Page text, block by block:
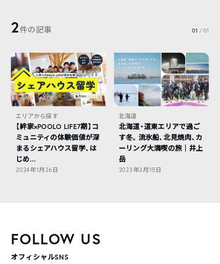
2件の記事 01 / 01
エリアから探す
【絆家×POOLO LIFE7期】コ
ミュニティの体験価値が深
まるシェアハウス留学、は
じめ...
2024年1月26日
北海道
北海道・道東エリアで過ご
す冬。流氷船、北見焼肉、カ
ーリング大満喫の旅｜井上
岳
2023年3月15日
FOLLOW US
オフィシャルSNS